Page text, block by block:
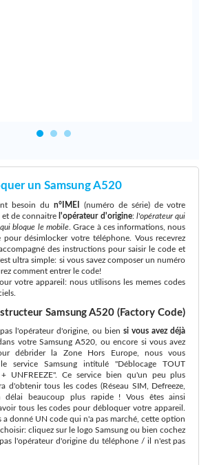
un Samsung A520
besoin du n°IMEI
(numéro de série) de votre
de connaitre l'opérateur d'origine:l'opérateur qui
bloque le mobile. Grace à ces informations, nous
désimlocker votre téléphone. Vous recevrez
des instructions pour saisir le code et
ultra simple: si vous savez composer un numéro
comment entrer le code!
votre appareil: nous utilisons les memes codes
Samsung A520 (Factory Code)
l'opérateur d'origine, ou bien si vous avez déjà
votre Samsung A520, ou encore si vous avez
débrider la Zone Hors Europe, nous vous
service Samsung intitulé "Déblocage TOUT
UNFREEZE". Ce service bien qu'un peu plus
d'obtenir tous les codes (Réseau SIM, Defreeze,
délai beaucoup plus rapide ! Vous êtes ainsi
tous les codes pour débloquer votre appareil.
a donné UN code qui n'a pas marché, cette option
cliquez sur le logo Samsung ou bien cochez
pas l'opérateur d'origine du téléphone / il n'est pas